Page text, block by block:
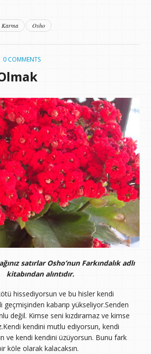
Karma Osho
0 COMMENTS
satırlar Osho’nun Farkındalık adlı
kitabından alıntıdır.
hissediyorsun ve bu hisler kendi
geçmişinden kabarıp yükseliyor.Senden
değil. Kimse seni kızdıramaz ve kimse
kendini mutlu ediyorsun, kendi
ve kendi kendini üzüyorsun. Bunu fark
köle olarak kalacaksın.